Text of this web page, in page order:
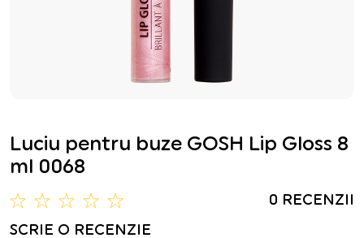
Luciu pentru buze GOSH Lip Gloss 8
ml 0068
0 RECENZII
SCRIE O RECENZIE